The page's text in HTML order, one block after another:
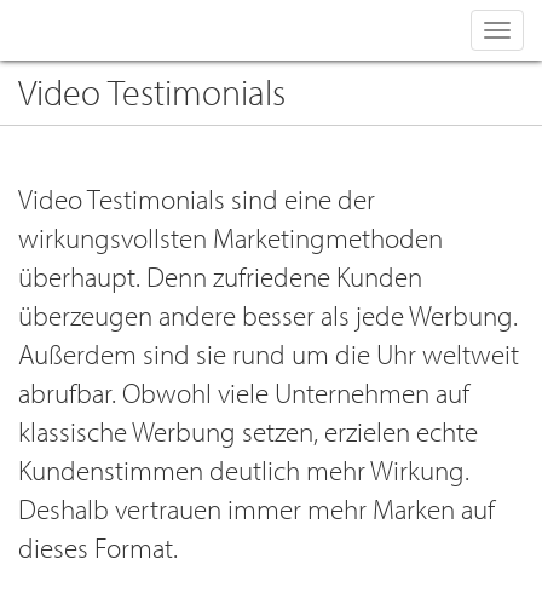
Video Testimonials
Video Testimonials sind eine der
wirkungsvollsten Marketingmethoden
überhaupt. Denn zufriedene Kunden
überzeugen andere besser als jede Werbung.
Außerdem sind sie rund um die Uhr weltweit
abrufbar. Obwohl viele Unternehmen auf
klassische Werbung setzen, erzielen echte
Kundenstimmen deutlich mehr Wirkung.
Deshalb vertrauen immer mehr Marken auf
dieses Format.